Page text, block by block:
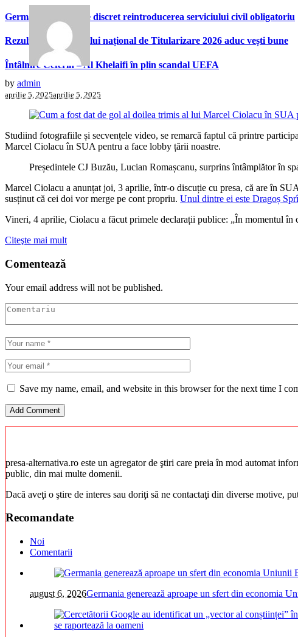
Germania pregătește discret reintroducerea serviciului civil obligatoriu
Rezultatele examenului național de Titularizare 2026 aduc vești bune
Întâlnire Ceferin – Al Khelaifi în plin scandal UEFA
by admin
aprilie 5, 2025aprilie 5, 2025
Studiind fotografiile și secvențele video, se remarcă faptul că printre
Marcel Ciolacu în SUA pentru a face lobby țării noastre.
Președintele CJ Buzău, Lucian Romașcanu, surprins întâmplător în
Marcel Ciolacu a anunțat joi, 3 aprilie, într-o discuție cu presa, că are în
susținut că cei doi vor merge pe cont propriu. Unul dintre ei este Dragoș
Vineri, 4 aprilie, Ciolacu a făcut primele declarații publice: „În momentul în
Citeşte mai mult
Comentează
Your email address will not be published.
Save my name, email, and website in this browser for the next time I
presa-alternativa.ro este un agregator de ştiri care preia în mod automat
public, din mai multe domenii.
Dacă aveţi o ştire de interes sau doriţi să ne contactaţi din diverse motive,
Recomandate
Noi
Comentarii
august 6, 2026Germania generează aproape un sfert din economia